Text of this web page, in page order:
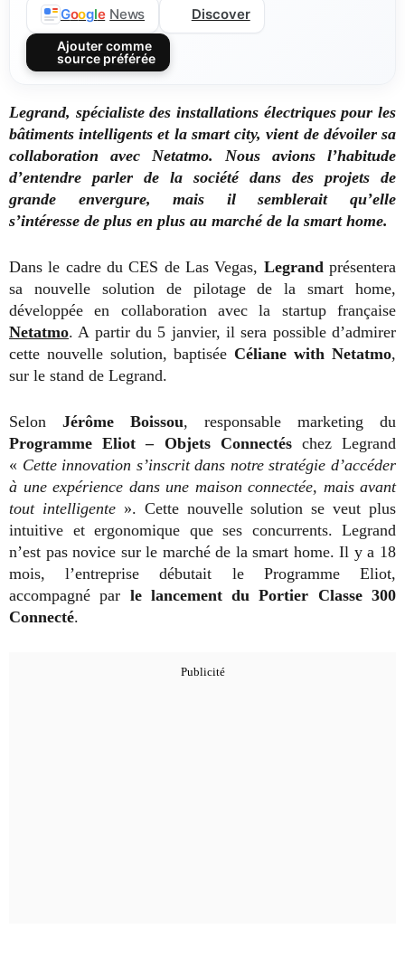
Google News Discover
Ajouter comme
source préférée
Legrand, spécialiste des installations électriques pour les
bâtiments intelligents et la smart city, vient de dévoiler sa
collaboration avec Netatmo. Nous avions l’habitude
d’entendre parler de la société dans des projets de
grande envergure, mais il semblerait qu’elle
s’intéresse de plus en plus au marché de la smart home.
Dans le cadre du CES de Las Vegas, Legrand présentera
sa nouvelle solution de pilotage de la smart home,
développée en collaboration avec la startup française
Netatmo. A partir du 5 janvier, il sera possible d’admirer
cette nouvelle solution, baptisée Céliane with Netatmo,
sur le stand de Legrand.
Selon Jérôme Boissou, responsable marketing du
Programme Eliot – Objets Connectéschez Legrand
« Cette innovation s’inscrit dans notre stratégie d’accéder
à une expérience dans une maison connectée, mais avant
tout intelligente». Cette nouvelle solution se veut plus
intuitive et ergonomique que ses concurrents. Legrand
n’est pas novice sur le marché de la smart home. Il y a 18
mois, l’entreprise débutait le Programme Eliot,
accompagné par le lancement du Portier Classe 300
Connecté.